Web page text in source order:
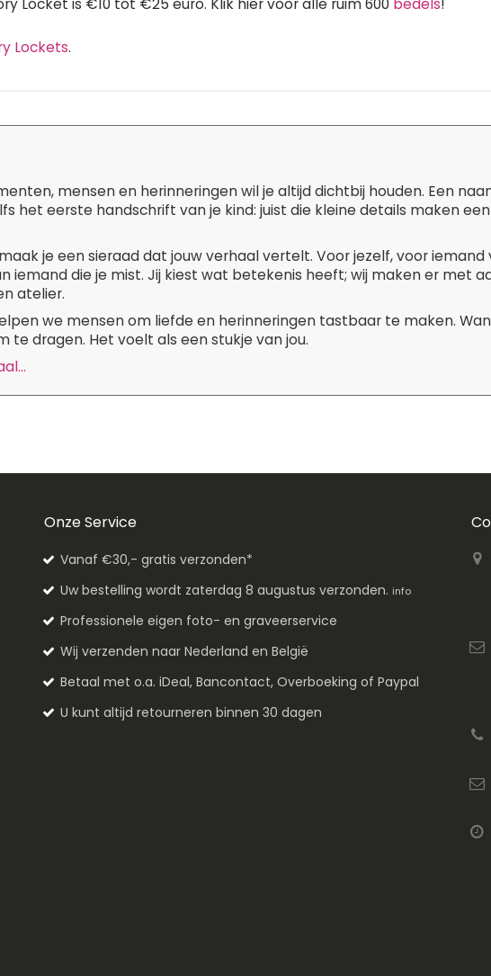
Locket is €10 tot €25 euro. Klik hier voor alle ruim 600 bedels!
Lockets.
mensen en herinneringen wil je altijd dichtbij houden. Een
het eerste handschrift van je kind: juist die kleine details maken
je een sieraad dat jouw verhaal vertelt. Voor jezelf, voor
iemand die je mist. Jij kiest wat betekenis heeft; wij maken er met
atelier.
we mensen om liefde en herinneringen tastbaar te maken.
te dragen. Het voelt als een stukje van jou.
Onze Service
Vanaf €30,- gratis verzonden*
Uw bestelling wordt zaterdag 8 augustus verzonden. info
Professionele eigen foto- en graveerservice
Wij verzenden naar Nederland en België
Betaal met o.a. iDeal, Bancontact, Overboeking of Paypal
U kunt altijd retourneren binnen 30 dagen